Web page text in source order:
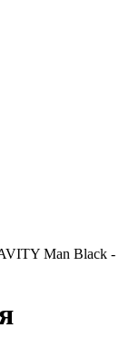
Man Black -